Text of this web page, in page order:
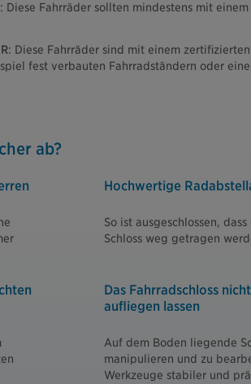
: Diese Fahrräder sollten mindestens mit
: Diese Fahrräder sind mit einem
fest verbauten Fahrradständern oder
ab?
Hochwertige
So ist ausgeschlossen,
Schloss weg getragen
Das Fahrradschloss
aufliegen lassen
Auf dem Boden liegende
manipulieren und zu
Werkzeuge stabiler und